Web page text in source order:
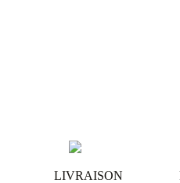
LIVRAISON